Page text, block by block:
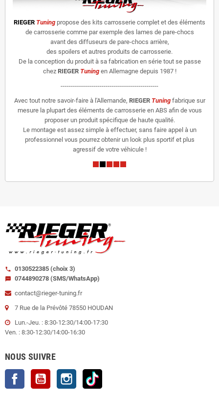
RIEGER Tuning propose des kits carrosserie complet et des éléments
de carrosserie comme par exemple des lames de pare-chocs
avant des diffuseurs de pare-chocs arrière,
des spoilers et autres produits de carrosserie.
De la conception du produit à sa fabrication en série tout se passe
chez RIEGER Tuningen Allemagne depuis 1987 !
--------------------------------------------------
Avec tout notre savoir-faire à l'Allemande, RIEGER Tuning fabrique sur
mesure la plupart des éléments de carrosserie en ABS afin de vous
proposer un produit spécifique de haute qualité.
Le montage est assez simple à effectuer, sans faire appel à un
professionnel vous pourrez obtenir un look plus sportif et plus
agressif de votre véhicule !
call 0130522385 (choix 3)
sms
0744890278 (SMS/WhatsApp)
contact@rieger-tuning.fr
7 Rue de la Prévôté 78550 HOUDAN
Lun.-Jeu. : 8:30-12:30/14:00-17:30
Ven. : 8:30-12:30/14:00-16:30
NOUS SUIVRE
Facebook YouTube Instagram